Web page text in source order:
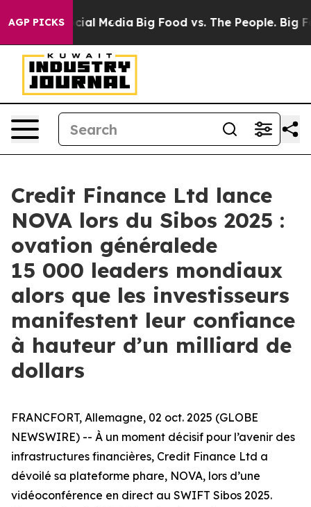
AGP PICKS
on Social Media Big Food vs. The People. Big
Credit Finance Ltd lance
NOVA lors du Sibos 2025 :
ovation généralede
15 000 leaders mondiaux
alors que les investisseurs
manifestent leur confiance
à hauteur d’un milliard de
dollars
FRANCFORT, Allemagne, 02 oct. 2025 (GLOBE
NEWSWIRE) -- À un moment décisif pour l’avenir des
infrastructures financières, Credit Finance Ltd a
dévoilé sa plateforme phare, NOVA, lors d’une
vidéoconférence en direct au SWIFT Sibos 2025.